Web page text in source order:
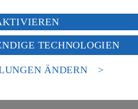
Daten in den USA durch Facebook und
du im Sinne des Art. 49 Abs. 1 Satz 1 lit.
werden. Der EuGH sieht die USA als
angemessenen Datenschutzniveau an. Es
Behörden.
TECHNOLOGIEN
ÄNDERN